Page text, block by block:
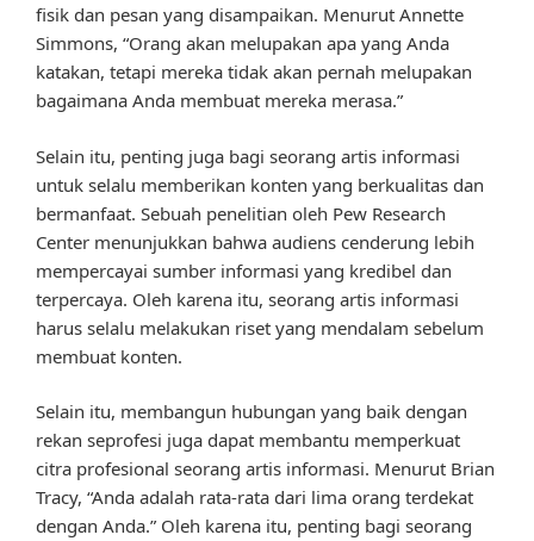
fisik dan pesan yang disampaikan. Menurut Annette
Simmons, “Orang akan melupakan apa yang Anda
katakan, tetapi mereka tidak akan pernah melupakan
bagaimana Anda membuat mereka merasa.”
Selain itu, penting juga bagi seorang artis informasi
untuk selalu memberikan konten yang berkualitas dan
bermanfaat. Sebuah penelitian oleh Pew Research
Center menunjukkan bahwa audiens cenderung lebih
mempercayai sumber informasi yang kredibel dan
terpercaya. Oleh karena itu, seorang artis informasi
harus selalu melakukan riset yang mendalam sebelum
membuat konten.
Selain itu, membangun hubungan yang baik dengan
rekan seprofesi juga dapat membantu memperkuat
citra profesional seorang artis informasi. Menurut Brian
Tracy, “Anda adalah rata-rata dari lima orang terdekat
dengan Anda.” Oleh karena itu, penting bagi seorang